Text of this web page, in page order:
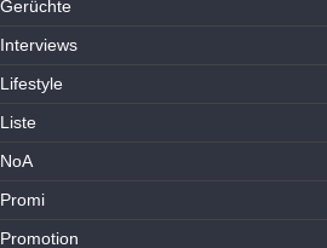
Gerüchte
Interviews
Lifestyle
Liste
NoA
Promi
Promotion